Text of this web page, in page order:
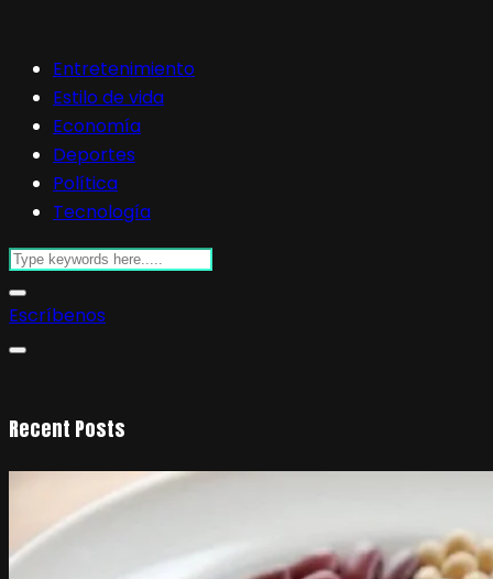
Entretenimiento
Estilo de vida
Economía
Deportes
Política
Tecnología
Escríbenos
Recent Posts